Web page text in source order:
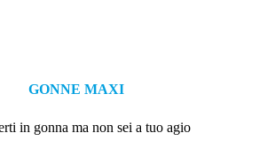
GONNE MAXI
in gonna ma non sei a tuo agio